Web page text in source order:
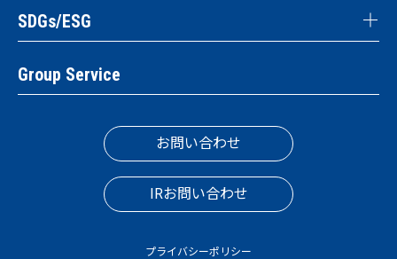
SDGs/ESG
Group Service
お問い合わせ
IRお問い合わせ
プライバシーポリシー